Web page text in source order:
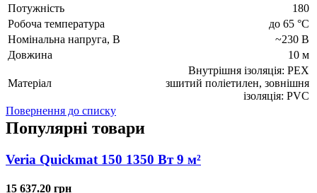
Потужність
180
Робоча температура
до 65 °C
Номінальна напруга, В
~230 В
Довжина
10 м
Матеріал
Внутрішня ізоляція: РЕХ
зшитий поліетилен, зовнішня
ізоляція: PVC
Повернення до списку
Популярні товари
Veria Quickmat 150 1350 Вт 9 м²
15 637.20 грн